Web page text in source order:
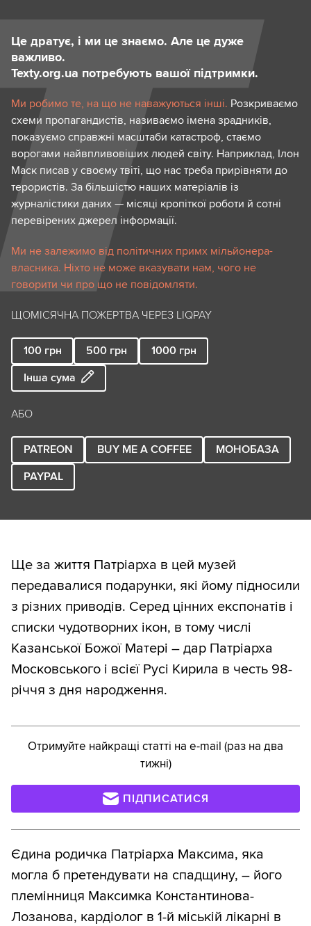
Це дратує, і ми це знаємо. Але це дуже
важливо.
Texty.org.ua потребують вашої підтримки.
Ми робимо те, на що не наважуються інші. Розкриваємо
схеми пропагандистів, називаємо імена зрадників,
показуємо справжні масштаби катастроф, стаємо
ворогами найвпливовіших людей світу. Наприклад, Ілон
Маск писав у своєму твіті, що нас треба прирівняти до
терористів. За більшістю наших матеріалів із
журналістики даних — місяці кропіткої роботи й сотні
перевірених джерел інформації.
Ми не залежимо від політичних примх мільйонера-
власника. Ніхто не може вказувати нам, чого не
говорити чи про що не повідомляти.
ЩОМІСЯЧНА ПОЖЕРТВА ЧЕРЕЗ LIQPAY
100 грн 500 грн 1000 грн
Інша сума
АБО
PATREON BUY ME A COFFEE
МОНОБАЗА
PAYPAL
Ще за життя Патріарха в цей музей
передавалися подарунки, які йому підносили
з різних приводів. Серед цінних експонатів і
списки чудотворних ікон, в тому числі
Казанської Божої Матері – дар Патріарха
Московського і всієї Русі Кирила в честь 98-
річчя з дня народження.
Отримуйте найкращі статті на e-mail (раз на два
тижні)
ПІДПИСАТИСЯ
Єдина родичка Патріарха Максима, яка
могла б претендувати на спадщину, – його
племінниця Максимка Константинова-
Лозанова, кардіолог в 1-й міській лікарні в